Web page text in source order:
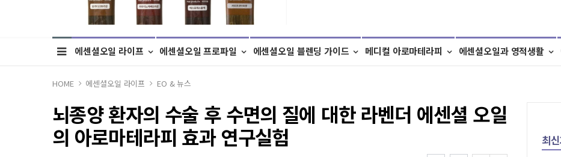
에센셜오일 라이프 에센셜오일 프로파일 에센셜오일 블렌딩 가이드 메디컬 아로마테라피 에센셜오일과 영적생활
HOME 에센셜오일 라이프 EO & 뉴스
뇌종양 환자의 수술 후 수면의 질에 대한 라벤더 에센셜 오일
의 아로마테라피 효과 연구실험
최